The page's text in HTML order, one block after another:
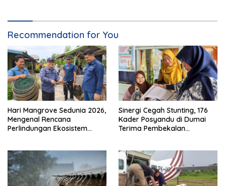
Recommendation for You
Hari Mangrove Sedunia 2026,
Mengenal Rencana
Perlindungan Ekosistem
Sinergi Cegah Stunting, 176
Kader Posyandu di Dumai
Terima Pembekalan